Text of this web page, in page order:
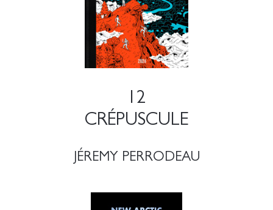
12
CRÉPUSCULE
JÉREMY PERRODEAU